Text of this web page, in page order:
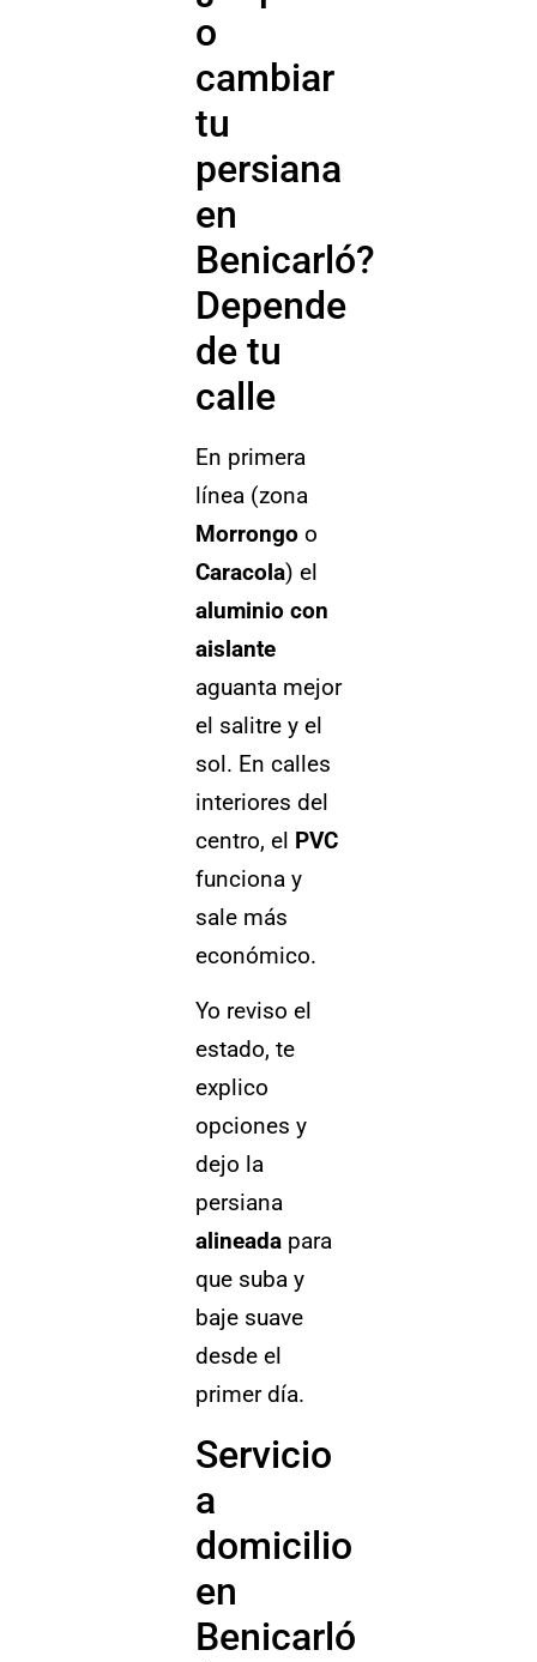
o
cambiar
tu
persiana
en
Benicarló?
Depende
de tu
calle
En primera
línea (zona
Morrongo o
Caracola) el
aluminio con
aislante
aguanta mejor
el salitre y el
sol. En calles
interiores del
centro, el PVC
funciona y
sale más
económico.
Yo reviso el
estado, te
explico
opciones y
dejo la
persiana
alineadapara
que suba y
baje suave
desde el
primer día.
Servicio
a
domicilio
en
Benicarló